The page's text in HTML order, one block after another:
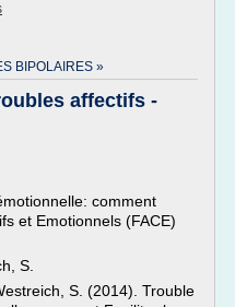
BIPOLAIRES »
affectifs -
comment
et Emotionnels (FACE)
S.
S. (2014). Trouble